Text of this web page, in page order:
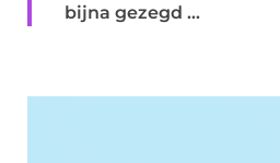
bijna gezegd ...